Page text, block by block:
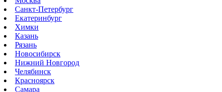
Санкт-Петербург
Екатеринбург
Химки
Казань
Рязань
Новосибирск
Нижний Новгород
Челябинск
Красноярск
Самара